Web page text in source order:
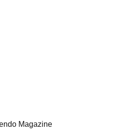
Magazine